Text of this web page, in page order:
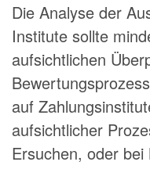
Die Analyse der
Institute sollte
aufsichtlichen
auf
aufsichtlicher
Ersuchen, oder